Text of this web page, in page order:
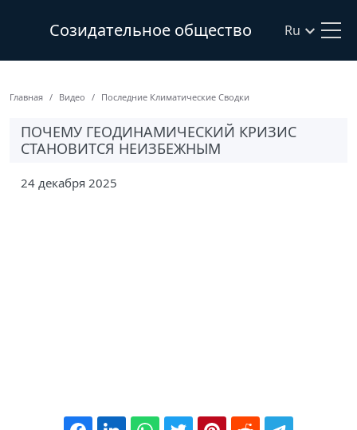
Созидательное общество Ru
Главная Видео Последние Климатические Сводки
ПОЧЕМУ ГЕОДИНАМИЧЕСКИЙ КРИЗИС
СТАНОВИТСЯ НЕИЗБЕЖНЫМ
24 декабря 2025